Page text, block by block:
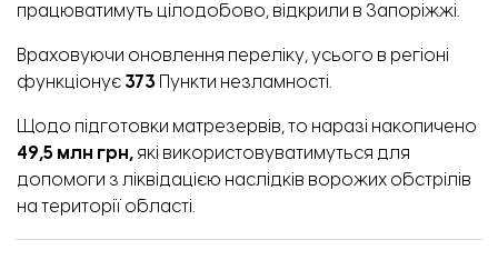
працюватимуть цілодобово, відкрили в Запоріжжі.
Враховуючи оновлення переліку, усього в регіоні
функціонує 373 Пункти незламності.
Щодо підготовки матрезервів, то наразі накопичено
49,5 млн грн, які використовуватимуться для
допомоги з ліквідацією наслідків ворожих обстрілів
на території області.